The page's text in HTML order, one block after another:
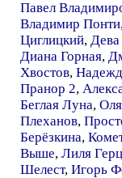
Павел
Владимир Понти,
Циглицкий,
Диана Горная,
Хвостов,
Пранор 2,
Беглая Луна,
Плеханов,
Берёзкина,
Выше, Лиля
Шелест, Игорь